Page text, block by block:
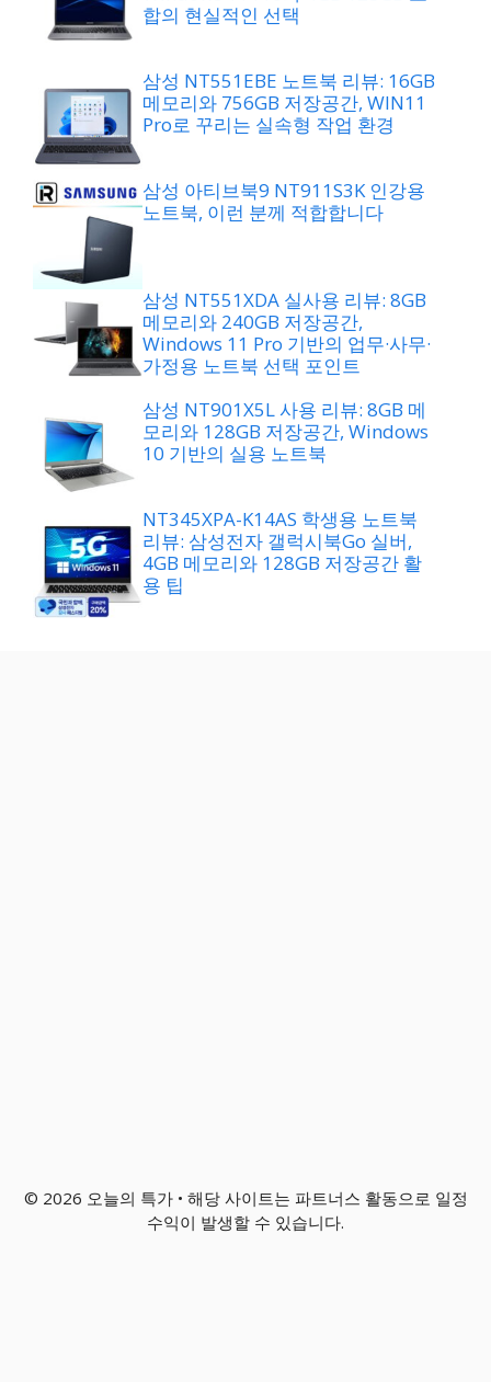
합의 현실적인 선택
삼성 NT551EBE 노트북 리뷰: 16GB
메모리와 756GB 저장공간, WIN11
Pro로 꾸리는 실속형 작업 환경
삼성 아티브북9 NT911S3K 인강용
노트북, 이런 분께 적합합니다
삼성 NT551XDA 실사용 리뷰: 8GB
메모리와 240GB 저장공간,
Windows 11 Pro 기반의 업무·사무·
가정용 노트북 선택 포인트
삼성 NT901X5L 사용 리뷰: 8GB 메
모리와 128GB 저장공간, Windows
10 기반의 실용 노트북
NT345XPA-K14AS 학생용 노트북
리뷰: 삼성전자 갤럭시북Go 실버,
4GB 메모리와 128GB 저장공간 활
용 팁
© 2026 오늘의 특가 • 해당 사이트는 파트너스 활동으로 일정
수익이 발생할 수 있습니다.